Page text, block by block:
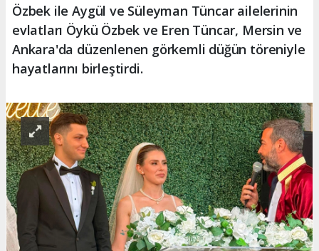
Özbek ile Aygül ve Süleyman Tüncar ailelerinin
evlatları Öykü Özbek ve Eren Tüncar, Mersin ve
Ankara'da düzenlenen görkemli düğün töreniyle
hayatlarını birleştirdi.